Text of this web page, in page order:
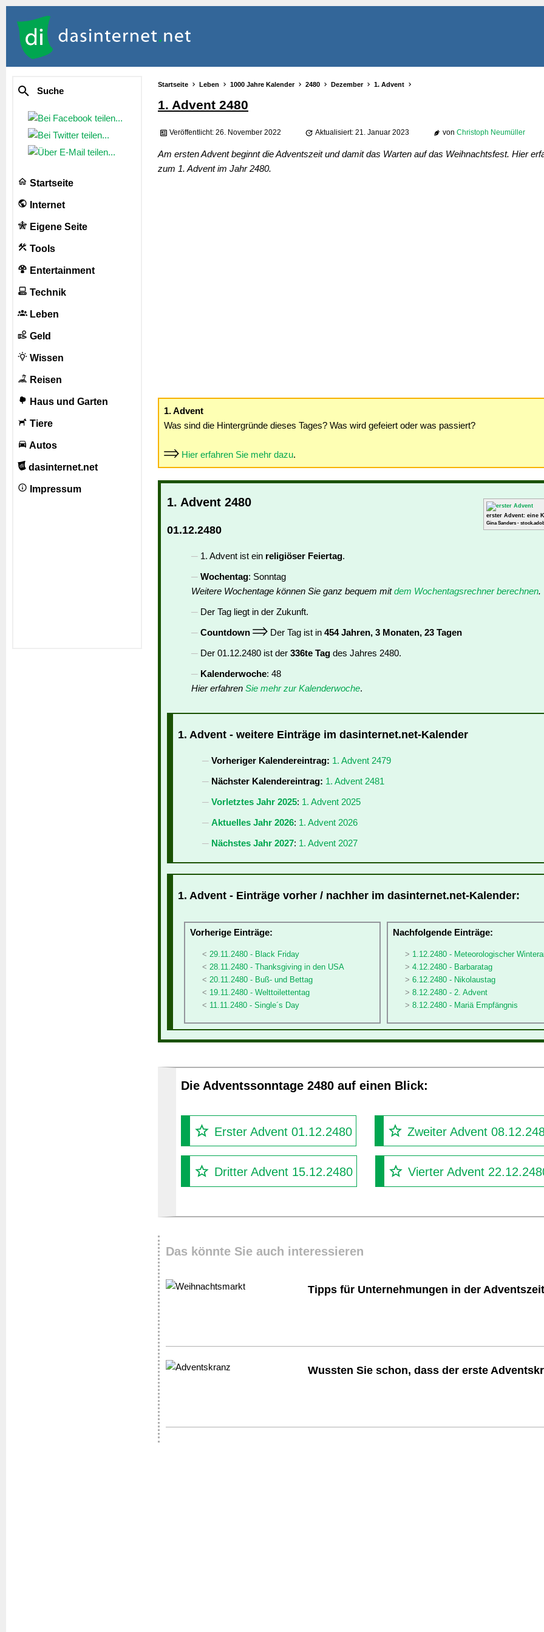
Suche
Startseite
Internet
Eigene Seite
Tools
Entertainment
Technik
Leben
Geld
Wissen
Reisen
Haus und Garten
Tiere
Autos
dasinternet.net
Impressum
Startseite Leben 1000 Jahre Kalender 2480 Dezember 1. Advent
1. Advent 2480
Veröffentlicht: 26. November 2022 Aktualisiert: 21. Januar 2023 von Christoph Neumüller
Am ersten Advent beginnt die Adventszeit und damit das Warten auf das Weihnachtsfest. Hier
zum 1. Advent im Jahr 2480.
1. Advent
Was sind die Hintergründe dieses Tages? Was wird gefeiert oder was passiert?
Hier erfahren Sie mehr dazu.
erster Advent: eine
Gina Sanders -
1. Advent 2480
01.12.2480
1. Advent ist ein religiöser Feiertag.
Wochentag: Sonntag
Weitere Wochentage können Sie ganz bequem mitdem Wochentagsrechner berechnen.
Der Tag liegt in der Zukunft.
Countdown
Der Tag ist in 454 Jahren, 3 Monaten, 23 Tagen
Der 01.12.2480 ist der 336te Tag des Jahres 2480.
Kalenderwoche: 48
Hier erfahren Sie mehr zur Kalenderwoche.
1. Advent - weitere Einträge im dasinternet.net-Kalender
Vorheriger Kalendereintrag: 1. Advent 2479
Nächster Kalendereintrag: 1. Advent 2481
Vorletztes Jahr 2025: 1. Advent 2025
Aktuelles Jahr 2026: 1. Advent 2026
Nächstes Jahr 2027: 1. Advent 2027
1. Advent - Einträge vorher / nachher im dasinternet.net-Kalender:
Vorherige Einträge:
29.11.2480 - Black Friday
28.11.2480 - Thanksgiving in den USA
20.11.2480 - Buß- und Bettag
19.11.2480 - Welttoilettentag
11.11.2480 - Single´s Day
Nachfolgende Einträge:
1.12.2480 - Meteorologischer
4.12.2480 - Barbaratag
6.12.2480 - Nikolaustag
8.12.2480 - 2. Advent
8.12.2480 - Mariä Empfängnis
Die Adventssonntage 2480 auf einen Blick:
Erster Advent 01.12.2480 Zweiter Advent
Dritter Advent 15.12.2480 Vierter Advent
Das könnte Sie auch interessieren
Tipps für Unternehmungen in der Adventszeit
Wussten Sie schon, dass der erste